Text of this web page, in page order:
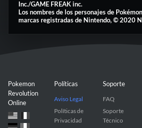
Inc./GAME FREAK inc.
Los nombres de los personajes de
marcas registradas de Nintendo, © 2020
Pokemon
Revolution
Online
Políticas
Aviso Legal
Políticas de
Privacidad
Soporte
FAQ
Soporte
Técnico